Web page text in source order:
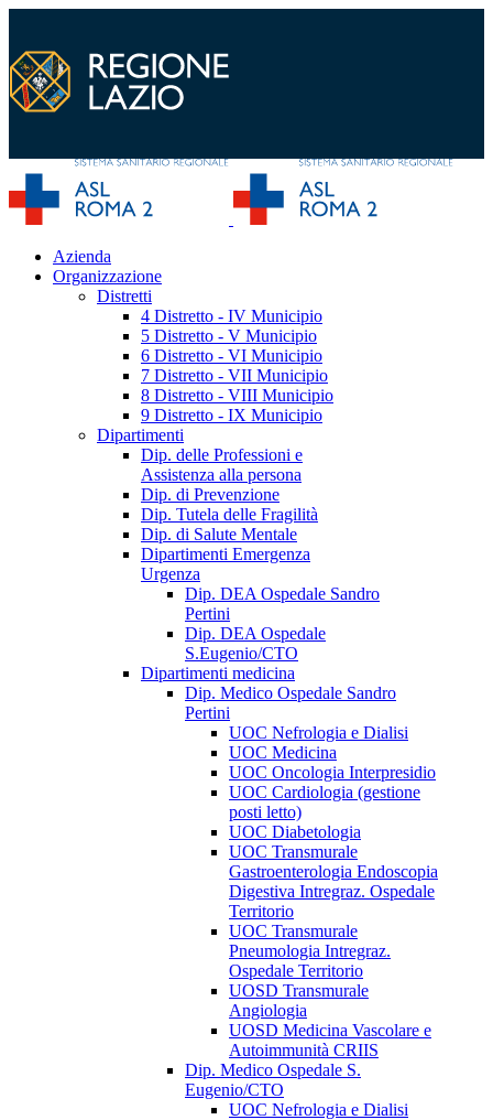
Azienda
Organizzazione
Distretti
4 Distretto - IV Municipio
5 Distretto - V Municipio
6 Distretto - VI Municipio
7 Distretto - VII Municipio
8 Distretto - VIII Municipio
9 Distretto - IX Municipio
Dipartimenti
Dip. delle Professioni e
Assistenza alla persona
Dip. di Prevenzione
Dip. Tutela delle Fragilità
Dip. di Salute Mentale
Dipartimenti Emergenza
Urgenza
Dip. DEA Ospedale Sandro
Pertini
Dip. DEA Ospedale
S.Eugenio/CTO
Dipartimenti medicina
Dip. Medico Ospedale Sandro
Pertini
UOC Nefrologia e Dialisi
UOC Medicina
UOC Oncologia Interpresidio
UOC Cardiologia (gestione
posti letto)
UOC Diabetologia
UOC Transmurale
Gastroenterologia Endoscopia
Digestiva Intregraz. Ospedale
Territorio
UOC Transmurale
Pneumologia Intregraz.
Ospedale Territorio
UOSD Transmurale
Angiologia
UOSD Medicina Vascolare e
Autoimmunità CRIIS
Dip. Medico Ospedale S.
Eugenio/CTO
UOC Nefrologia e Dialisi